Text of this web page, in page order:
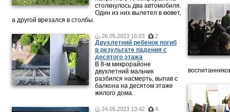
столкнулось два автомобиля.
Один из них вылетел в кювет,
а другой врезался в столбы.
26.05.2023 16:03 2
Двухлетний ребенок погиб
в результате падения с
десятого этажа
В 8-м микрорайоне
двухлетний мальчик
разбился насмерть, выпав с
балкона на десятом этаже
жилого дома.
24.05.2023 13:42 4